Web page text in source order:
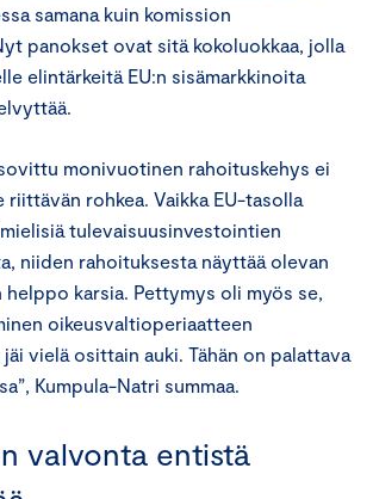
samana kuin komission
panokset ovat sitä kokoluokkaa, jolla
elintärkeitä EU:n sisämarkkinoita
sovittu monivuotinen rahoituskehys ei
rohkea. Vaikka EU-tasolla
tulevaisuusinvestointien
niiden rahoituksesta näyttää olevan
karsia. Pettymys oli myös se,
oikeusvaltioperiaatteen
vielä osittain auki. Tähän on palattava
Kumpula-Natri summaa.
valvonta entistä